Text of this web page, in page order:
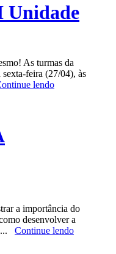
Unidade
As turmas da
feira (27/04), às
lendo
a importância do
desenvolver a
Continue lendo